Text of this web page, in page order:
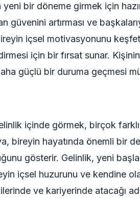
yeni bir döneme girmek için
güvenini artırması ve
içsel motivasyonunu
için bir fırsat sunar.
güçlü bir duruma geçmesi
içinde görmek, birçok
bireyin hayatında önemli bir
gösterir. Gelinlik, yeni
içsel huzurunu ve kendine
ve kariyerinde atacağı